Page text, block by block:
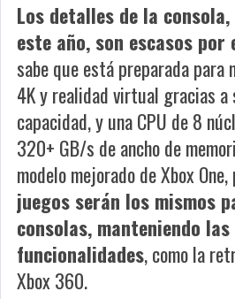
Los detalles de la
este año, son escasos por
sabe que está preparada para
4K y realidad virtual gracias
capacidad, y una CPU de 8
320+ GB/s de ancho de
modelo mejorado de Xbox
juegos serán los mismos
consolas, manteniendo
funcionalidades, como la
Xbox 360.